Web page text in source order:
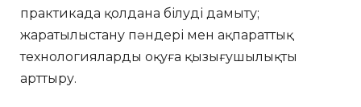
практикада қолдана білуді дамыту;
жаратылыстану пәндері мен ақпараттық
технологияларды оқуға қызығушылықты
арттыру.